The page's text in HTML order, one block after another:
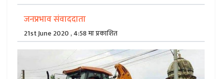
जनप्रभाव संवाददाता
21st June 2020 , 4:58 मा प्रकाशित